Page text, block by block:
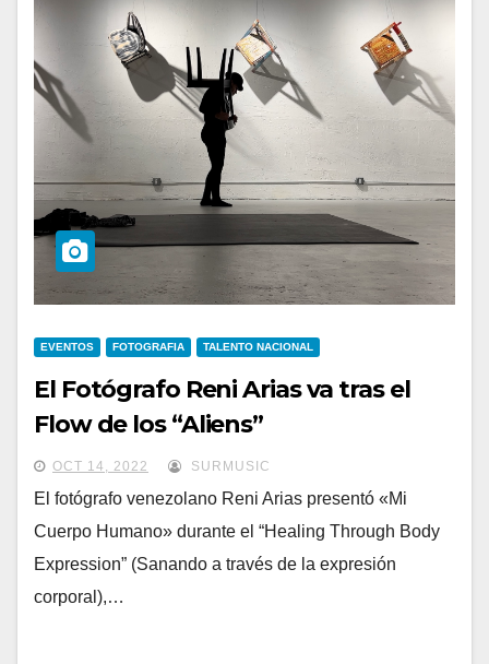
EVENTOS FOTOGRAFIA TALENTO NACIONAL
El Fotógrafo Reni Arias va tras el
Flow de los “Aliens”
OCT 14, 2022 SURMUSIC
El fotógrafo venezolano Reni Arias presentó «Mi
Cuerpo Humano» durante el “Healing Through Body
Expression” (Sanando a través de la expresión
corporal),…